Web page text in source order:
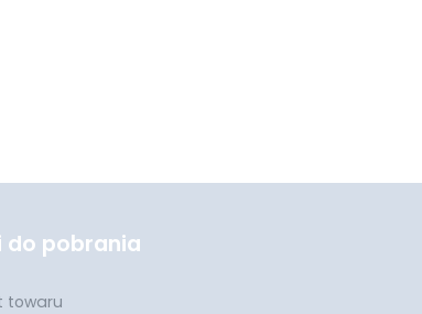
do pobrania
towaru